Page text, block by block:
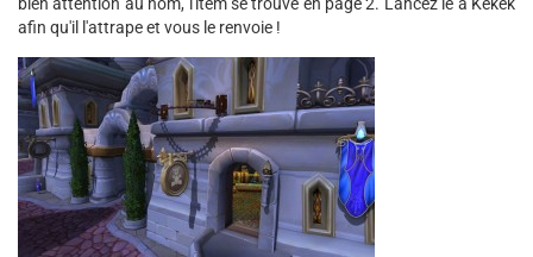
afin qu'il l'attrape et vous le renvoie !